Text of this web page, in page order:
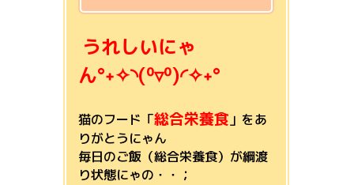
うれしいにゃ
ん°˖✧◝(⁰▿⁰)◜✧˖°
猫のフード「総合栄養食 」をあ
りがとうにゃん
毎日のご飯（総合栄養食）が綱渡
り状態にゃの・・；